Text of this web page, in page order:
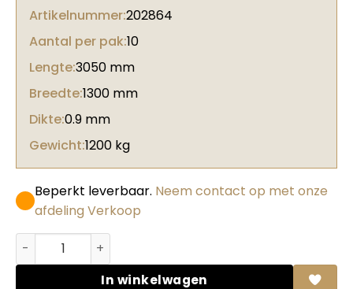
Artikelnummer:202864
Aantal per pak:10
Lengte:3050 mm
Breedte:1300 mm
Dikte:0.9 mm
Gewicht:1200 kg
Beperkt leverbaar. Neem contact op met onze
afdeling Verkoop
Abet HPL Polaris Co 1853 Muschio Black Kraft/
In winkelwagen